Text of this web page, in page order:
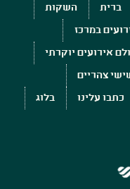
ברית
השקות
במרכז
אירועים יוקרתי
צהריים
כתבו עלינו
בלוג